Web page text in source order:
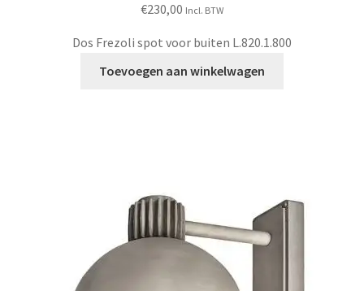
€230,00 Incl. BTW
Dos Frezoli spot voor buiten L.820.1.800
Toevoegen aan winkelwagen